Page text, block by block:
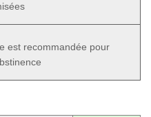
est recommandée pour